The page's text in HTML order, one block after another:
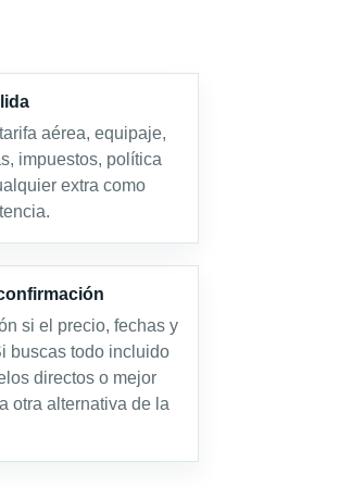
aérea, equipaje,
impuestos, política
extra como
si el precio, fechas y
buscas todo incluido
directos o mejor
otra alternativa de la